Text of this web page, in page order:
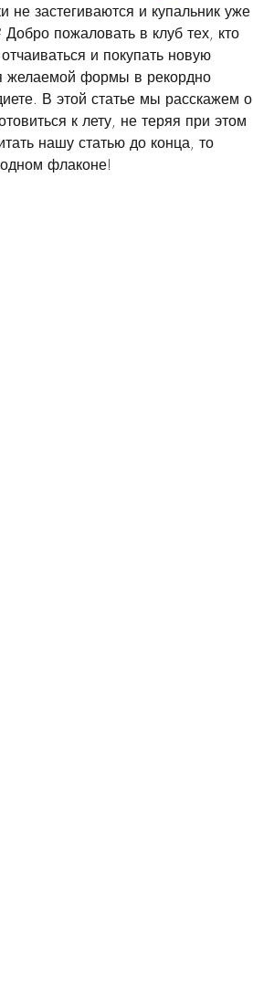
застегиваются и купальник уже
пожаловать в клуб тех, кто
и покупать новую
желаемой формы в рекордно
В этой статье мы расскажем о
к лету, не теряя при этом
нашу статью до конца, то
флаконе!